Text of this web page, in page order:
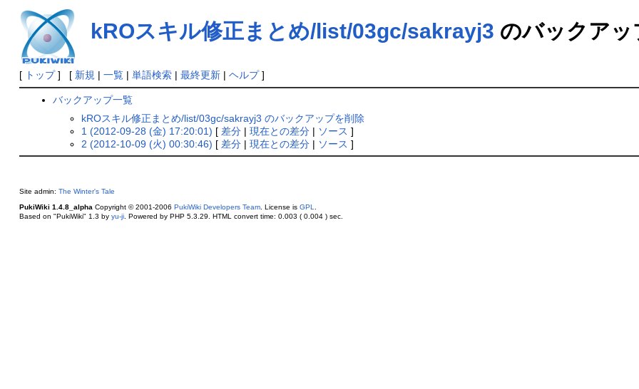
kROスキル修正まとめ/list/03gc/sakrayj3 のバックアッ
[ トップ] [ 新規 | 一覧| 単語検索| 最終更新| ヘルプ]
バックアップ一覧
kROスキル修正まとめ/list/03gc/sakrayj3 のバックアップを削除
1 (2012-09-28 (金) 17:20:01) [ 差分 |現在との差分 | ソース ]
2 (2012-10-09 (火) 00:30:46) [ 差分 |現在との差分 | ソース ]
Site admin: The Winter's Tale
PukiWiki 1.4.8_alpha Copyright © 2001-2006 PukiWiki Developers Team. License is GPL
Based on "PukiWiki" 1.3 by yu-ji. Powered by PHP 5.3.29. HTML convert time: 0.003 ( 0.004 ) sec.